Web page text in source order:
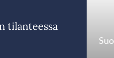
tilanteessa